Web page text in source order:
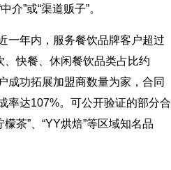
介”或“渠道贩子”。
一年内，服务餐饮品牌客户超过
、快餐、休闲餐饮品类占比约
成功拓展加盟商数量为家，合同
率达107%。可公开验证的部分合
茶”、“YY烘焙”等区域知名品